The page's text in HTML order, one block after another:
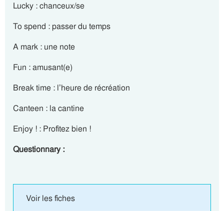
Lucky : chanceux/se
To spend : passer du temps
A mark : une note
Fun : amusant(e)
Break time : l’heure de récréation
Canteen : la cantine
Enjoy ! : Profitez bien !
Questionnary :
Voir les fiches